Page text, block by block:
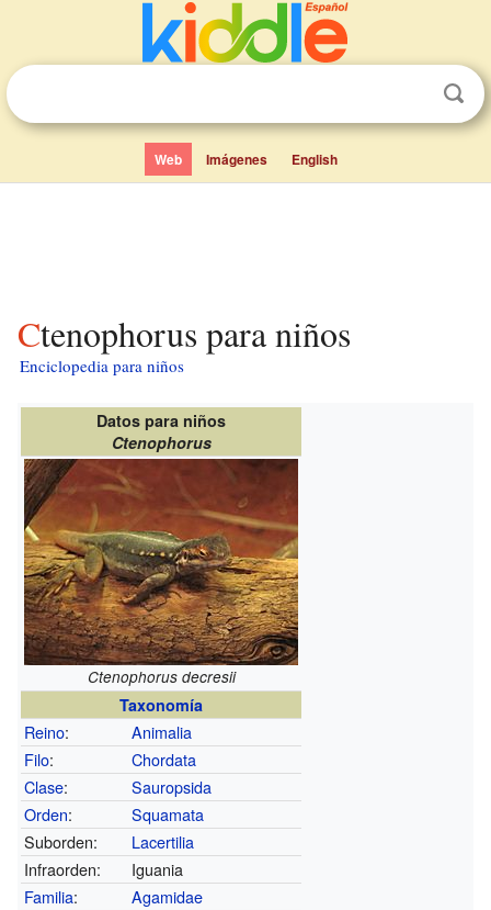
Web Imágenes English
Ctenophorus para niños
Enciclopedia para niños
Datos para niños
Ctenophorus
Ctenophorus decresii
Taxonomía
Reino:
Animalia
Filo:
Chordata
Clase:
Sauropsida
Orden:
Squamata
Suborden:
Lacertilia
Infraorden:
Iguania
Familia:
Agamidae